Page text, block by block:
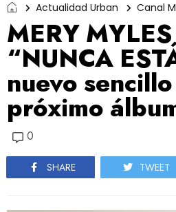
Actualidad Urban Canal
MERY
“NUNCA
nuevo
próximo
0
SHARE TWEET